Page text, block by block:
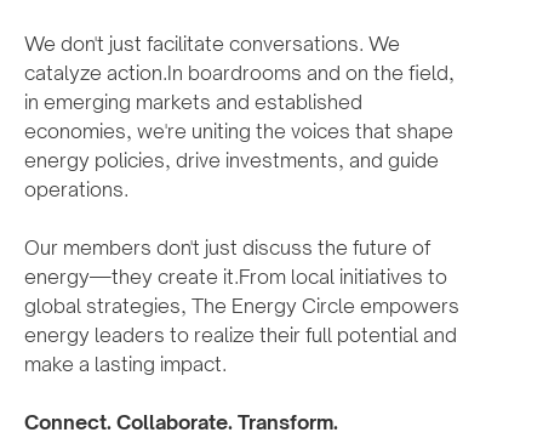
We don't just facilitate conversations. We
catalyze action.In boardrooms and on the field,
in emerging markets and established
economies, we're uniting the voices that shape
energy policies, drive investments, and guide
operations.
Our members don't just discuss the future of
energy—they create it.From local initiatives to
global strategies, The Energy Circle empowers
energy leaders to realize their full potential and
make a lasting impact.
Connect. Collaborate. Transform.